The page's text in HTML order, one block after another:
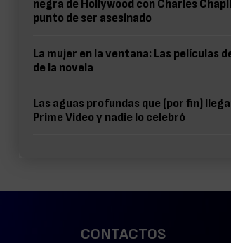
negra de Hollywood con Charles
punto de ser asesinado
La mujer en la ventana: Las películas
de la novela
Las aguas profundas que (por fin)
Prime Video y nadie lo celebró
CONTACTOS